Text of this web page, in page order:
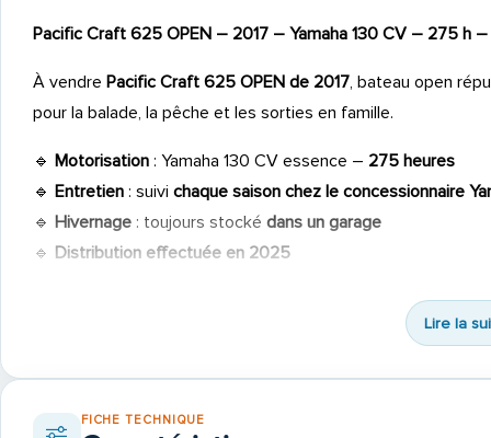
Pacific Craft 625 OPEN – 2017 – Yamaha 130 CV – 275 h
À vendre Pacific Craft 625 OPEN de 2017, bateau open
pour la balade, la pêche et les sorties en famille.
🔹 Motorisation: Yamaha 130 CV essence – 275 heures
🔹 Entretien: suivi chaque saison chez le concessionnaire
🔹 Hivernage: toujours stocké dans un garage
🔹 Distribution effectuée en 2025
Dossier complet de factures disponible sur demande
Bimini inox
Lire la
FICHE TECHNIQUE